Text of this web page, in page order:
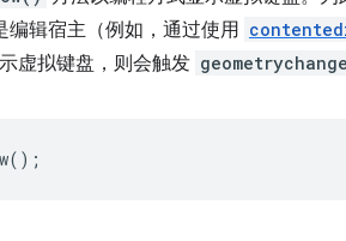
编辑宿主（例如，通过使用
虚拟键盘，则会触发 geometrychange
();